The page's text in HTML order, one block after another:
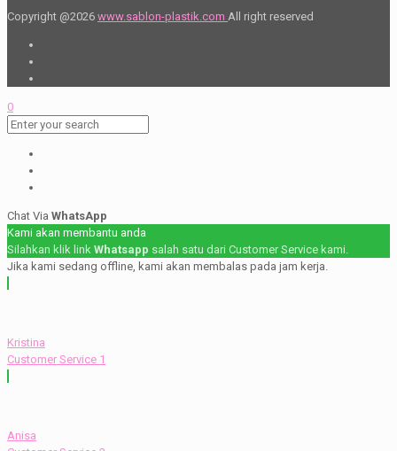
Copyright @2026 www.sablon-plastik.com All right reserved
0
Chat Via WhatsApp
Kami akan membantu anda
Silahkan klik link Whatsapp salah satu dari Customer Service kami.
Jika kami sedang offline, kami akan membalas pada jam kerja.
Kristina
Customer Service 1
Anisa